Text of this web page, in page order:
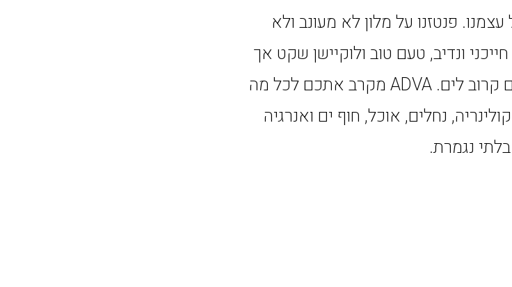
פנטזנו על מלון לא מעונב ולא
ונדיב, טעם טוב ולוקיישן שקט אך
מרכזי – גם בלב העניינים וגם קרוב לים. ADVA מקרב אתכם לכל מה
נחלים, אוכל, חוף ים ואנרגיה
בלתי נגמרת.